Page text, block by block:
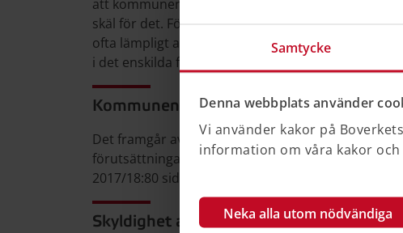
Samtycke
Denna webbplats använder
Vi använder kakor på
information om våra kakor
Neka alla utom nödvändiga
att kommunen kan komma att ändra det
skäl för det. För att ytterligare förtydliga detta
ofta lämpligt att en upplysning om förbehållet
i det enskilda fallet. (Proposition 2017/18:80 sid. 56.)
Kommunen ska visa att det finns
Det framgår av propositionen till lagen att det är
förutsättningar som låg till grund för beslutet inte
2017/18:80 sid. 57).
Skyldighet att ändra ett beslut